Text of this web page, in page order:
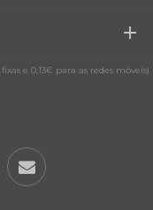
e 0,13€ para as redes móveis)